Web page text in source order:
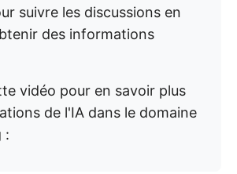
suivre les discussions en
des informations
vidéo pour en savoir plus
de l'IA dans le domaine
: